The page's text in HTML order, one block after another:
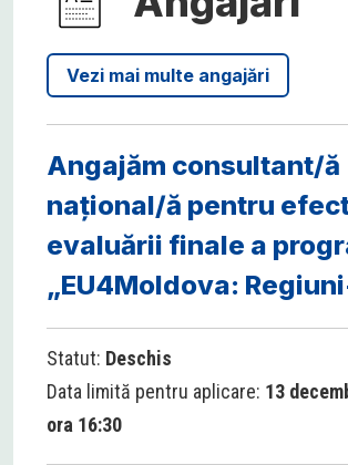
Vezi mai multe angajări
Angajăm consultant/ă
național/ă pentru
evaluării finale a
„EU4Moldova:
Statut: Deschis
Data limită pentru aplicare: 13
ora 16:30